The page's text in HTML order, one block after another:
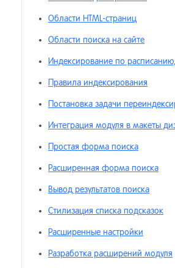
13.8.28[архив] Интернет-магазин <5.3
13.8.29[архив] Обмен данными (до
13.8.30[архив] Виджеты интернет-
Области HTML-страниц
Области поиска на сайте
Индексирование по
Правила индексирования
Постановка задачи
Интеграция модуля в макеты
Простая форма поиска
Расширенная форма поиска
Вывод результатов поиска
Стилизация списка подсказок
Расширенные настройки
Разработка расширений модуля